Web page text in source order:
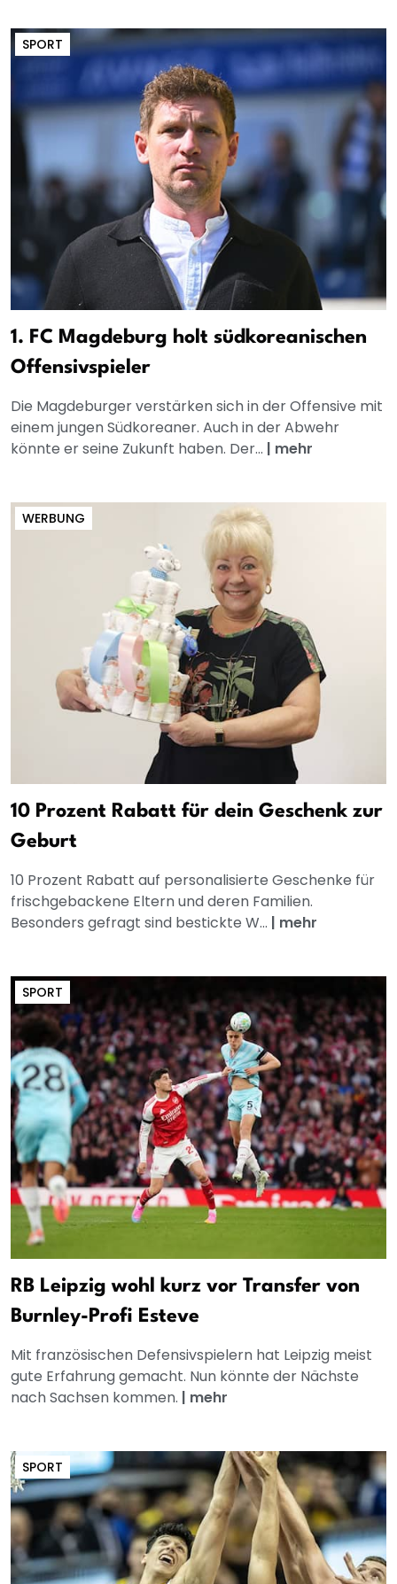
SPORT
1. FC Magdeburg holt südkoreanischen
Offensivspieler
Die Magdeburger verstärken sich in der Offensive mit
einem jungen Südkoreaner. Auch in der Abwehr
könnte er seine Zukunft haben. Der... | mehr
WERBUNG
10 Prozent Rabatt für dein Geschenk zur
Geburt
10 Prozent Rabatt auf personalisierte Geschenke für
frischgebackene Eltern und deren Familien.
Besonders gefragt sind bestickte W... | mehr
SPORT
RB Leipzig wohl kurz vor Transfer von
Burnley-Profi Esteve
Mit französischen Defensivspielern hat Leipzig meist
gute Erfahrung gemacht. Nun könnte der Nächste
nach Sachsen kommen. | mehr
SPORT